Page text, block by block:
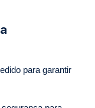
para garantir